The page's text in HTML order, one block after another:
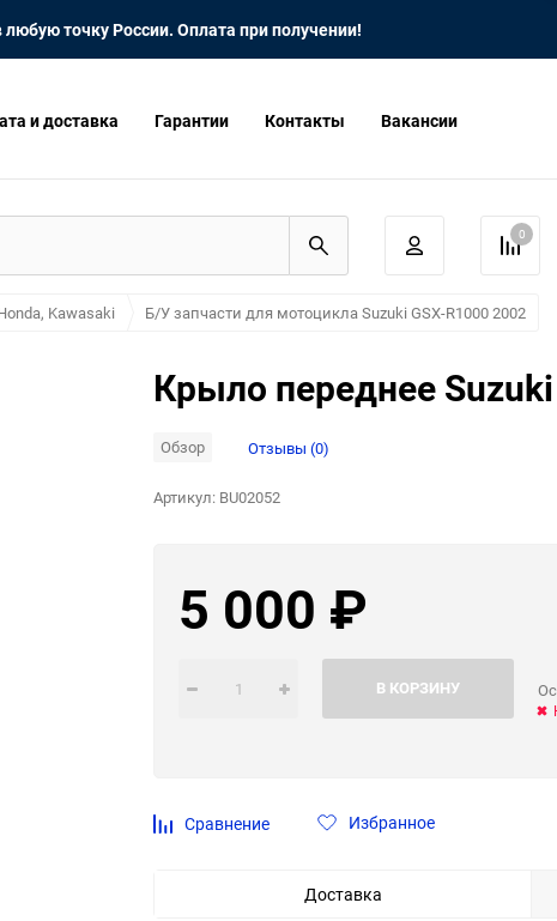
любую точку России. Оплата при получении!
и доставка Гарантии Контакты Вакансии
0
Kawasaki Б/У запчасти для мотоцикла Suzuki GSX-R1000 2002
Крыло переднее Suzuki
Обзор Отзывы (0)
Артикул: BU02052
5 000 ₽
В КОРЗИНУ
Сравнение Избранное
Доставка